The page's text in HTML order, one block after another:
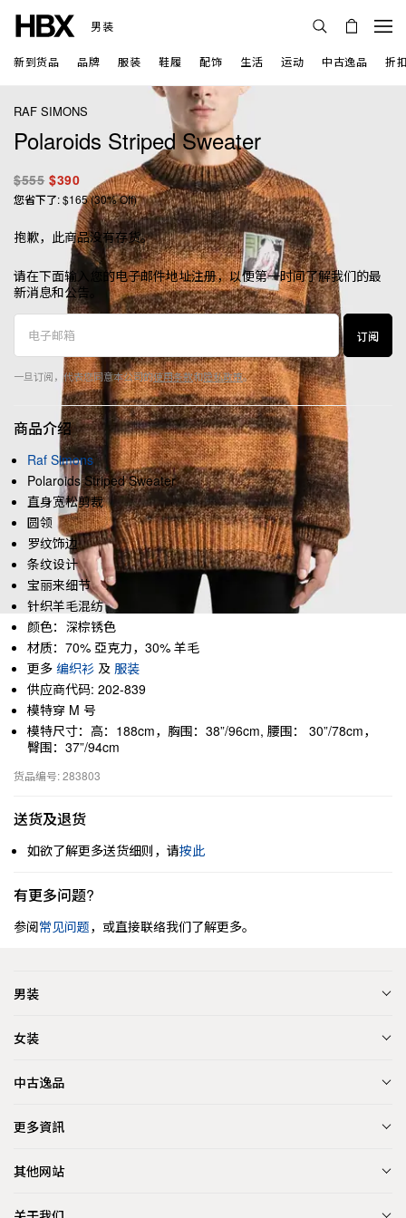
男装
新到货品 品牌 服装 鞋履 配饰 生活 运动 中古逸品 折
RAF SIMONS
Polaroids Striped Sweater
$555 $390
您省下了: $165 (30% Off)
抱歉，此商品没有存货。
请在下面输入您的电子邮件地址注册，以便第一时间了解我们的最
新消息和公告。
订阅
一旦订阅，代表您同意本公司的使用条款和隐私政策。
商品介绍
Raf Simons
Polaroids Striped Sweater
直身宽松剪裁
圆领
罗纹饰边
条纹设计
宝丽来细节
针织羊毛混纺
颜色：深棕锈色
材质：70% 亞克力，30% 羊毛
更多 编织衫 及 服装
供应商代码: 202-839
模特穿 M 号
模特尺寸：高：188cm，胸围：38”/96cm, 腰围： 30”/78cm，
臀围：37”/94cm
货品编号: 283803
送货及退货
如欲了解更多送货细则，请按此
有更多问题?
参阅常见问题，或直接联络我们了解更多。
男装
女装
中古逸品
更多資訊
其他网站